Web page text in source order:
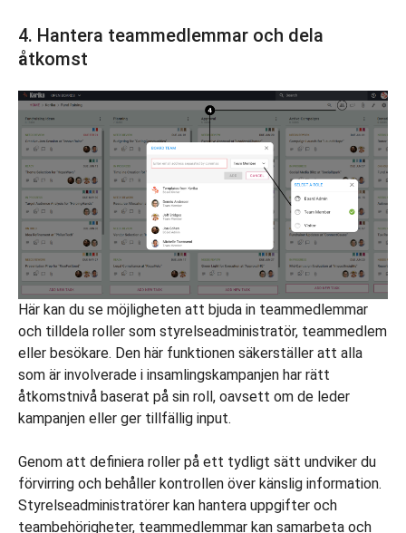
4. Hantera teammedlemmar och dela
åtkomst
Här kan du se möjligheten att bjuda in teammedlemmar
och tilldela roller som styrelseadministratör, teammedlem
eller besökare. Den här funktionen säkerställer att alla
som är involverade i insamlingskampanjen har rätt
åtkomstnivå baserat på sin roll, oavsett om de leder
kampanjen eller ger tillfällig input.
Genom att definiera roller på ett tydligt sätt undviker du
förvirring och behåller kontrollen över känslig information.
Styrelseadministratörer kan hantera uppgifter och
teambehörigheter, teammedlemmar kan samarbeta och